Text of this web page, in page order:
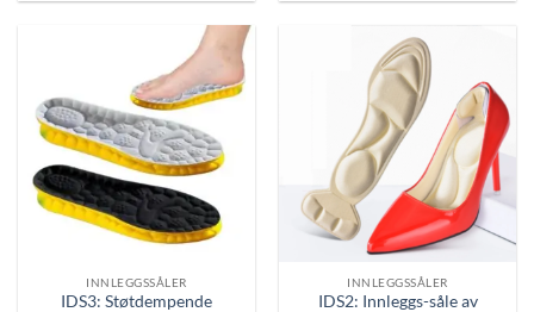
multiple
variants.
The
options
may
be
chosen
on
product
has
multiple
variants.
The
options
may
be
chosen
on
product
INNLEGGSSÅLER
IDS3: Støtdempende
INNLEGGSSÅLER
IDS2: Innleggs-såle av